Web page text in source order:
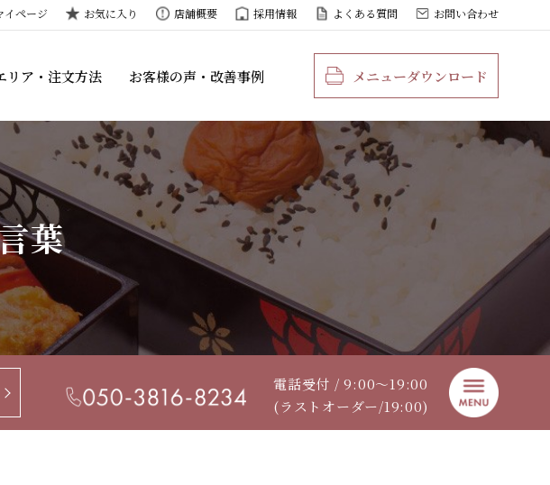
イページ お気に入り 店舗概要 採用情報 よくある質問 お問い合わせ
リア・注文方法 お客様の声・改善事例 メニューダウンロード
葉
電話受付 / 9:00〜19:00
(ラストオーダー/19:00)